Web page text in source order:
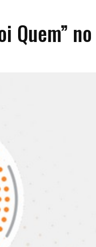
Quem”